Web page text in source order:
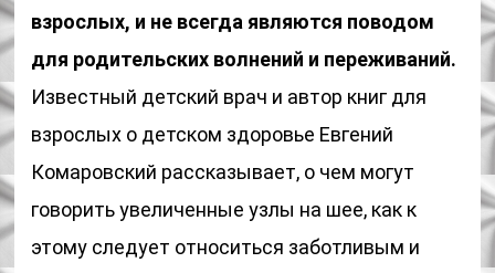
взрослых, и не всегда являются поводом
для родительских волнений и переживаний.
Известный детский врач и автор книг для
взрослых о детском здоровье Евгений
Комаровский рассказывает, о чем могут
говорить увеличенные узлы на шее, как к
этому следует относиться заботливым и